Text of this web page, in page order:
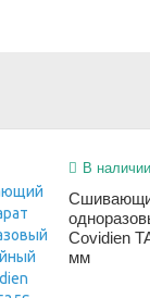
В наличии
Covidien
мм